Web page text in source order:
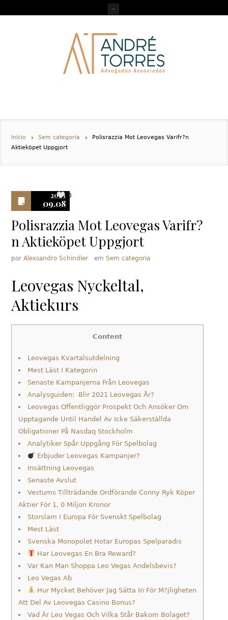
Início Sem categoria
Polisrazzia Mot Leovegas Varifr?n
Aktieköpet Uppgjort
2023
09.08
0
Polisrazzia Mot Leovegas Varifr?
n Aktieköpet Uppgjort
porAlexsandro Schindler emSem categoria
Leovegas Nyckeltal,
Aktiekurs
Content
Leovegas Kvartalsutdelning
Mest Läst I Kategorin
Senaste Kampanjerna Från Leovegas
Analysguiden: Blir 2021 Leovegas År?
Leovegas Offentliggör Prospekt Och Ansöker Om
Upptagande Until Handel Av Icke Säkerställda
Obligationer På Nasdaq Stockholm
Analytiker Spår Uppgång För Spelbolag
Erbjuder Leovegas Kampanjer?
Insättning Leovegas
Senaste Avslut
Vestums Tillträdande Ordförande Conny Ryk Köper
Aktier För 1, 0 Miljon Kronor
Storslam I Europa För Svenskt Spelbolag
Mest Läst
Svenska Monopolet Hotar Europas Spelparadis
Har Leovegas En Bra Reward?
Var Kan Man Shoppa Leo Vegas Andelsbevis?
Leo Vegas Ab
Hur Mycket Behöver Jag Sätta In För M?jligheten
Att Del Av Leovegas Casino Bonus?
Vad Är Leo Vegas Och Vilka Står Bakom Bolaget?